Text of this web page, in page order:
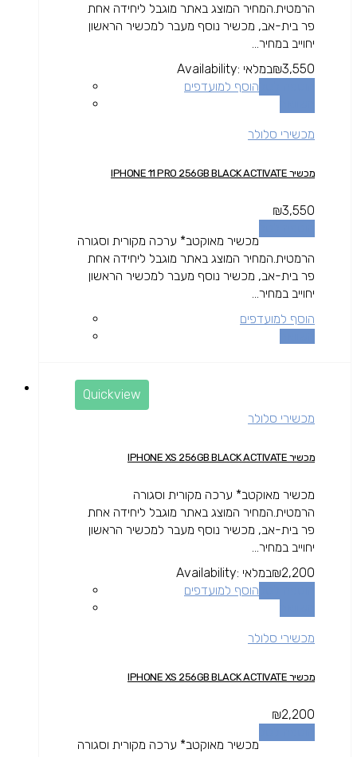
הרמטית.המחיר המוצג באתר מוגבל ליחידה אחת
פר בית-אב, מכשיר נוסף מעבר למכשיר הראשון
יחוייב במחיר...
₪3,550
Availability: במלאי
הוסף למועדפים
מכשירי סלולר
מכשיר IPHONE 11 PRO 256GB BLACK ACTIVATE
₪3,550
מכשיר מאוקטב* ערכה מקורית וסגורה
הרמטית.המחיר המוצג באתר מוגבל ליחידה אחת
פר בית-אב, מכשיר נוסף מעבר למכשיר הראשון
יחוייב במחיר...
הוסף למועדפים
Quickview
מכשירי סלולר
מכשיר IPHONE XS 256GB BLACK ACTIVATE
מכשיר מאוקטב* ערכה מקורית וסגורה
הרמטית.המחיר המוצג באתר מוגבל ליחידה אחת
פר בית-אב, מכשיר נוסף מעבר למכשיר הראשון
יחוייב במחיר...
₪2,200
Availability: במלאי
הוסף למועדפים
מכשירי סלולר
מכשיר IPHONE XS 256GB BLACK ACTIVATE
₪2,200
מכשיר מאוקטב* ערכה מקורית וסגורה